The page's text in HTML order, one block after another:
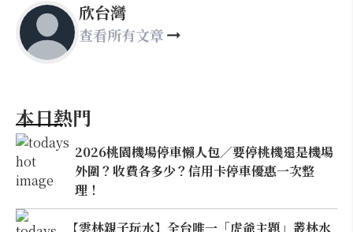
欣台灣
查看所有文章
本日熱門
2026桃園機場停車懶人包／要停桃機還是機場
外圍？收費各多少？信用卡停車優惠一次整
理！
【雲林親子玩水】全台唯一「虎爺主題」叢林水